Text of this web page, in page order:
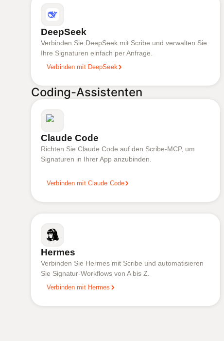
DeepSeek
Verbinden Sie DeepSeek mit Scribe und verwalten Sie
Ihre Signaturen einfach per Anfrage.
Verbinden mit DeepSeek
Coding-Assistenten
Claude Code
Richten Sie Claude Code auf den Scribe-MCP, um
Signaturen in Ihrer App anzubinden.
Verbinden mit Claude Code
Hermes
Verbinden Sie Hermes mit Scribe und automatisieren
Sie Signatur-Workflows von A bis Z.
Verbinden mit Hermes